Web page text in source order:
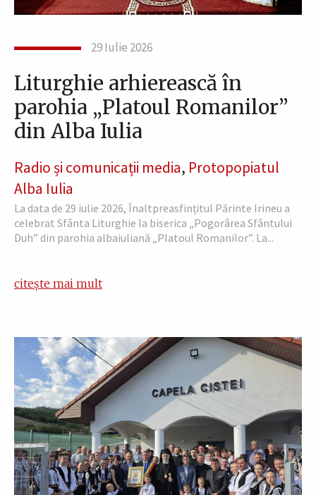
29 Iulie 2026
Liturghie arhierească în
parohia „Platoul Romanilor”
din Alba Iulia
Radio și comunicații media, Protopopiatul
Alba Iulia
La data de 29 iulie 2026, Înaltpreasfințitul Părinte Irineu a
celebrat Sfânta Liturghie la biserica „Pogorârea Sfântului
Duh” din parohia albaiuliană „Platoul Romanilor”. La...
citește mai mult